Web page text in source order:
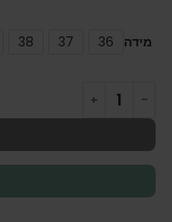
מידה 36
37
38